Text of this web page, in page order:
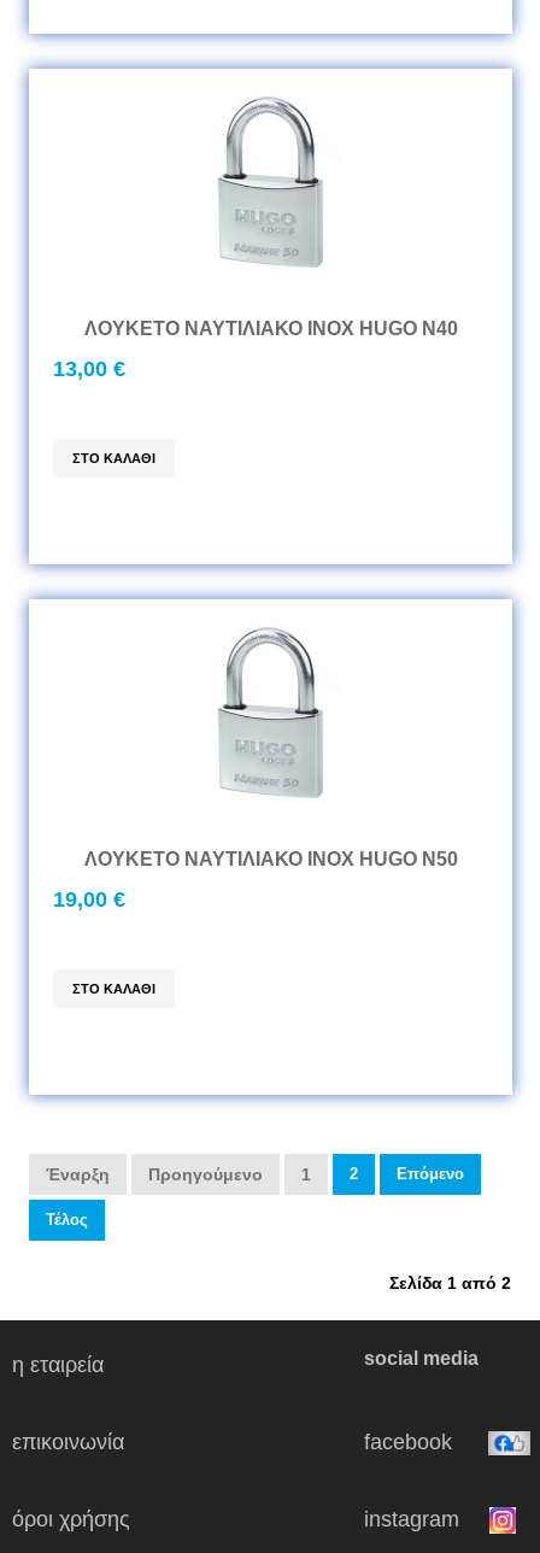
ΛΟΥΚΕΤΟ ΝΑΥΤΙΛΙΑΚΟ INOX HUGO N40
13,00 €
ΛΟΥΚΕΤΟ ΝΑΥΤΙΛΙΑΚΟ INOX HUGO N50
19,00 €
Έναρξη Προηγούμενο 1 2 Επόμενο
Τέλος
Σελίδα 1 από 2
η εταιρεία social media
επικοινωνία facebook
όροι χρήσης instagram